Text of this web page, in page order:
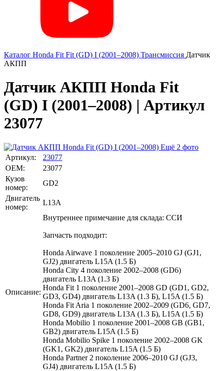
Каталог Honda Fit Fit (GD) I (2001–2008) Трансмиссия Датчик
АКПП
Датчик АКПП Honda Fit
(GD) I (2001–2008) | Артикул
23077
Ещё 2 фото
Артикул:
23077
OEM:
23077
Кузов
номер:
GD2
Двигатель
номер:
L13A
Описание:
Внутреннее примечание для склада: ССИ
Запчасть подходит:
Honda Airwave 1 поколение 2005–2010 GJ (GJ1,
GJ2) двигатель L15A (1.5 Б)
Honda City 4 поколение 2002–2008 (GD6)
двигатель L13A (1.3 Б)
Honda Fit 1 поколение 2001–2008 GD (GD1, GD2,
GD3, GD4) двигатель L13A (1.3 Б), L15A (1.5 Б)
Honda Fit Aria 1 поколение 2002–2009 (GD6, GD7,
GD8, GD9) двигатель L13A (1.3 Б), L15A (1.5 Б)
Honda Mobilio 1 поколение 2001–2008 GB (GB1,
GB2) двигатель L15A (1.5 Б)
Honda Mobilio Spike 1 поколение 2002–2008 GK
(GK1, GK2) двигатель L15A (1.5 Б)
Honda Partner 2 поколение 2006–2010 GJ (GJ3,
GJ4) двигатель L15A (1.5 Б)